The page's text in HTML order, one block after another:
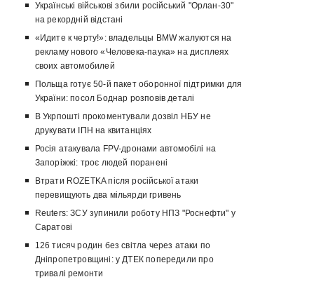
Українські військові збили російський "Орлан-30"
на рекордній відстані
«Идите к черту!»: владельцы BMW жалуются на
рекламу нового «Человека-паука» на дисплеях
своих автомобилей
Польща готує 50-й пакет оборонної підтримки для
України: посол Боднар розповів деталі
В Укрпошті прокоментували дозвіл НБУ не
друкувати ІПН на квитанціях
Росія атакувала FPV-дронами автомобілі на
Запоріжжі: троє людей поранені
Втрати ROZETKA після російської атаки
перевищують два мільярди гривень
Reuters: ЗСУ зупинили роботу НПЗ "Роснефти" у
Саратові
126 тисяч родин без світла через атаки по
Дніпропетровщині: у ДТЕК попередили про
тривалі ремонти